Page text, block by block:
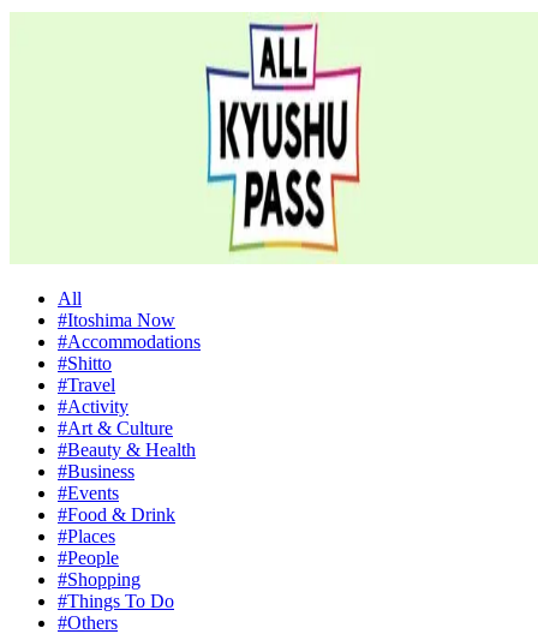
All
#Itoshima Now
#Accommodations
#Shitto
#Travel
#Activity
#Art & Culture
#Beauty & Health
#Business
#Events
#Food & Drink
#Places
#People
#Shopping
#Things To Do
#Others